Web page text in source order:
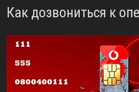
Как дозвониться к